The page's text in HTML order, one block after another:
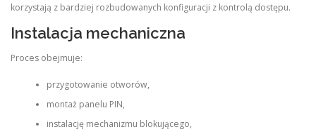
korzystają z bardziej rozbudowanych konfiguracji z kontrolą dostępu.
Instalacja mechaniczna
Proces obejmuje:
przygotowanie otworów,
montaż panelu PIN,
instalację mechanizmu blokującego,